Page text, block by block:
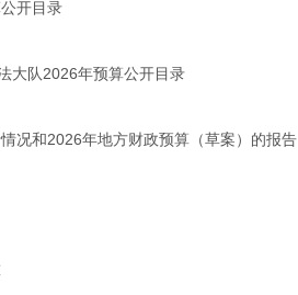
开目录
大队2026年预算公开目录
况和2026年地方财政预算（草案）的报告